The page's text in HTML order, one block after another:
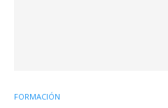
FORMACIÓN